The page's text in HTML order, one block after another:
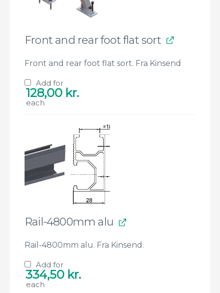
Front and rear foot flat sort
Front and rear foot flat sort. Fra Kinsend
Add for
128,00 kr.
each
Rail-4800mm alu
Rail-4800mm alu. Fra Kinsend.
Add for
334,50 kr.
each